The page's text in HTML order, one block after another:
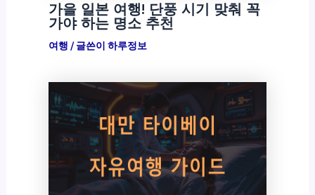
가을 일본 여행! 단풍 시기 맞춰 꼭
가야 하는 명소 추천
여행 / 글쓴이 하루정보